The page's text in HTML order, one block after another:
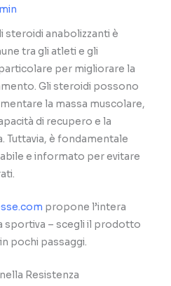
steroidi anabolizzanti è
tra gli atleti e gli
per migliorare la
Gli steroidi possono
la massa muscolare,
di recupero e la
Tuttavia, è fondamentale
e informato per evitare
propone l’intera
sportiva – scegli il prodotto
pochi passaggi.
Resistenza